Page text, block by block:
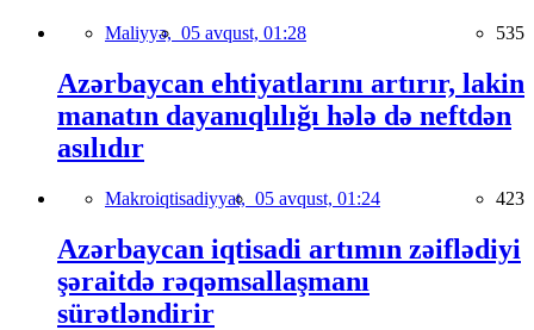
Maliyyə, 05 avqust, 01:28 535
Azərbaycan ehtiyatlarını artırır, lakin
manatın dayanıqlılığı hələ də neftdən
asılıdır
Makroiqtisadiyyat, 05 avqust, 01:24 423
Azərbaycan iqtisadi artımın zəiflədiyi
şəraitdə rəqəmsallaşmanı
sürətləndirir